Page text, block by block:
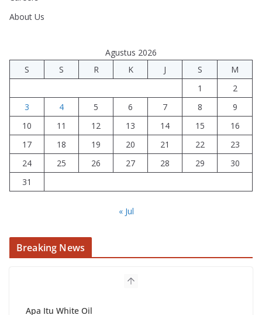
About Us
Agustus 2026
S
S R K J S
M
1
2
3
4 5 6 7 8
9
10
11 12 13 14 15
16
17
18 19 20 21 22
23
24
25 26 27 28 29
30
31
« Jul
Breaking News
Apa Itu White Oil